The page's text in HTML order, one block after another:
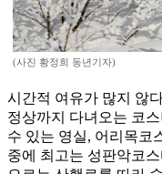
(사진 황정희 동년기자)
시간적 여유가 많지 않
정상까지 다녀오는 코
수 있는 영실, 어리목코
중에 최고는 성판악코